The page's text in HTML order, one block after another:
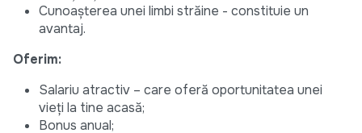
Cunoașterea unei limbi străine - constituie un
avantaj.
Oferim:
Salariu atractiv – care oferă oportunitatea unei
vieți la tine acasă;
Bonus anual;